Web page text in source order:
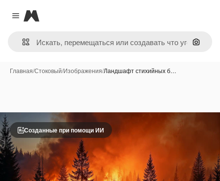
Close menu
Magnific
Поиск
Главная/Стоковый/Изображения/Ландшафт стихийных б…
Созданные при помощи ИИ